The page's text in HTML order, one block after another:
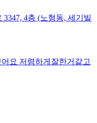
4층 (노형동, 세기빌
요 저렴하게잘한거같고